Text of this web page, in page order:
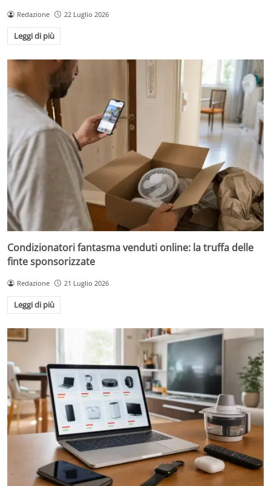
Redazione 22 Luglio 2026
Leggi di più
Condizionatori fantasma venduti online: la truffa delle
finte sponsorizzate
Redazione 21 Luglio 2026
Leggi di più